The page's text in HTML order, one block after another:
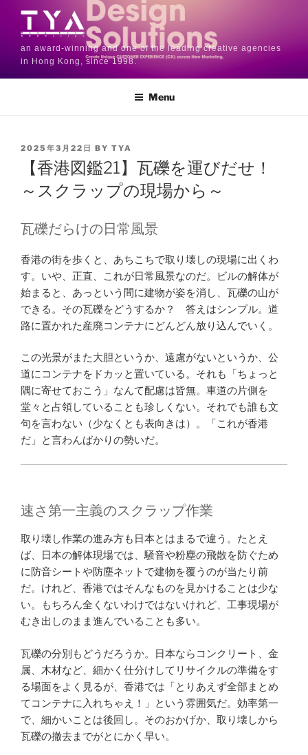
an award-winning and one of the leading creative agencies
in Hong Kong, since 1998.
Menu
2025年3月22日 BY TYA
【香港図鑑21】瓦礫を運びだせ！
～スクラップの現場から～
瓦礫だらけの日常風景
香港の街を歩くと、あちこちで取り壊しの現場に出くわ
す。いや、正直、これが日常風景なのだ。ビルの解体が
始まると、あっという間に建物が姿を消し、瓦礫の山が
できる。その瓦礫をどうするか？ 答えはシンプル。道
路に置かれた産廃コンテナにどんどん放り込んでいく。
この光景がまた大胆というか、遠慮がないというか、公
道にコンテナをドカッと置いている。それも「ちょっと
隅に寄せておこう」なんて配慮は皆無。車道の片側を
堂々と占領していることも珍しくない。それでも誰も文
句を言わない（少なくとも表向きは）。「これが香港
だ」と言わんばかりの勢いだ。
速さ第一主義のスクラップ作業
取り壊し作業の進み方も日本とはまるで違う。たとえ
ば、日本の解体現場では、騒音や粉塵の飛散を防ぐため
に防音シートや防塵ネットで建物を覆うのが当たり前
だ。けれど、香港ではそんなものを見かけることは少な
い。もちろん全くないわけではないけれど、工事現場が
むき出しのまま進んでいることも多い。
瓦礫の分別もどうだろうか。日本ならコンクリート、金
属、木材など、細かく仕分けしてリサイクルの準備をす
る場面をよく見るが、香港では「とりあえず全部まとめ
てコンテナに入れちゃえ！」という雰囲気だ。効率第一
で、細かいことは後回し。そのおかげか、取り壊しから
瓦礫の撤去までがとにかく早い。